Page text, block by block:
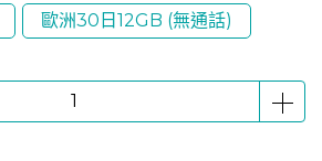
歐洲30日12GB (無通話)